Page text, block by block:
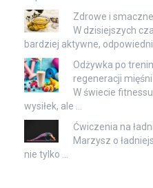
Zdrowe i
W dzisiejszych
bardziej aktywne,
Odżywka po
regeneracji mięśni
W świecie
wysiłek, ale …
Ćwiczenia na
Marzysz o
nie tylko …